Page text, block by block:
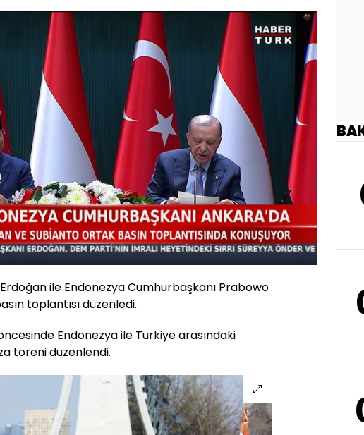
Oynatma
Hızı
ile Endonezya Cumhurbaşkanı Prabowo
toplantısı düzenledi.
Endonezya ile Türkiye arasındaki
töreni düzenlendi.